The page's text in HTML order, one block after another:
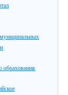
обрахования